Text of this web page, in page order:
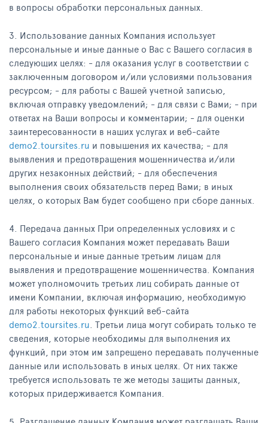
в вопросы обработки персональных данных.
3. Использование данных Компания использует
персональные и иные данные о Вас с Вашего согласия в
следующих целях: - для оказания услуг в соответствии с
заключенным договором и/или условиями пользования
ресурсом; - для работы с Вашей учетной записью,
включая отправку уведомлений; - для связи с Вами; - при
ответах на Ваши вопросы и комментарии; - для оценки
заинтересованности в наших услугах и веб-сайте
demo2.toursites.ru и повышения их качества; - для
выявления и предотвращения мошенничества и/или
других незаконных действий; - для обеспечения
выполнения своих обязательств перед Вами; в иных
целях, о которых Вам будет сообщено при сборе данных.
4. Передача данных При определенных условиях и с
Вашего согласия Компания может передавать Ваши
персональные и иные данные третьим лицам для
выявления и предотвращение мошенничества. Компания
может уполномочить третьих лиц собирать данные от
имени Компании, включая информацию, необходимую
для работы некоторых функций веб-сайта
demo2.toursites.ru . Третьи лица могут собирать только те
сведения, которые необходимы для выполнения их
функций, при этом им запрещено передавать полученные
данные или использовать в иных целях. От них также
требуется использовать те же методы защиты данных,
которых придерживается Компания.